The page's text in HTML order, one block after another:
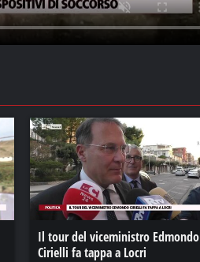
Il tour del viceministro Edmondo
Cirielli fa tappa a Locri